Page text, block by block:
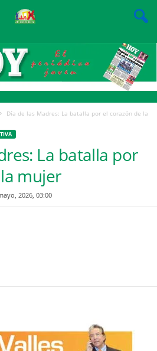
Día de las Madres: La batalla por el corazón de la
La batalla por
mujer
2026, 03:00